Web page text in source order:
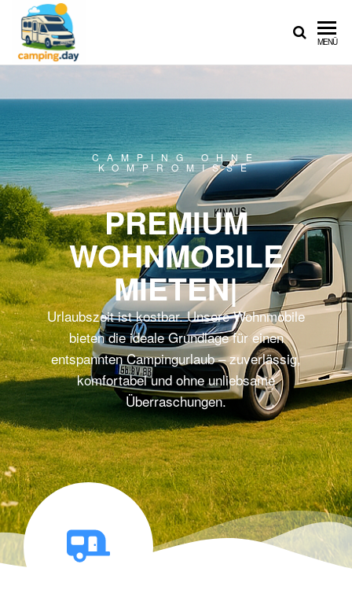
MENÜ
CAMPING OHNE
KOMPROMISSE
PREMIUM
WOHNMOBILE
MIETEN|
Urlaubszeit ist kostbar. Unsere Wohnmobile
bieten die ideale Grundlage für einen
entspannten Campingurlaub – zuverlässig,
komfortabel und ohne unliebsame
Überraschungen.